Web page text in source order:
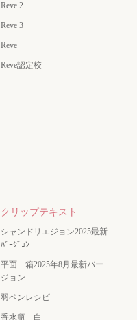
Reve 2
Reve 3
Reve
Reve認定校
クリップテキスト
シャンドリエジョン2025最新
ﾊﾞｰｼﾞｮﾝ
平面 箱2025年8月最新バー
ジョン
羽ペンレシピ
香水瓶 白